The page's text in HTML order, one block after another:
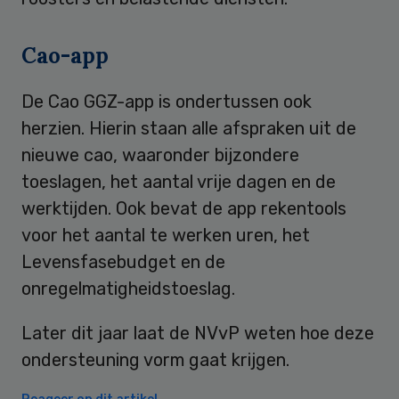
Cao-app
De Cao GGZ-app is ondertussen ook
herzien. Hierin staan alle afspraken uit de
nieuwe cao, waaronder bijzondere
toeslagen, het aantal vrije dagen en de
werktijden. Ook bevat de app rekentools
voor het aantal te werken uren, het
Levensfasebudget en de
onregelmatigheidstoeslag.
Later dit jaar laat de NVvP weten hoe deze
ondersteuning vorm gaat krijgen.